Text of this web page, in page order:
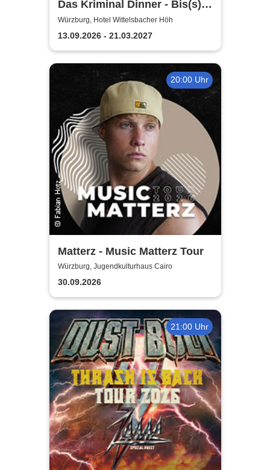
Das Kriminal Dinner - Bis(s)
zum letzten Zug
Würzburg, Hotel Wittelsbacher Höh
13.09.2026 - 21.03.2027
20:00 Uhr
Matterz - Music Matterz Tour
Würzburg, Jugendkulturhaus Cairo
30.09.2026
21:00 Uhr